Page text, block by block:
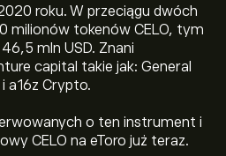
roku. W przeciągu dwóch
milionów tokenów CELO, tym
mln USD. Znani
capital takie jak: General
a16z Crypto.
o ten instrument i
CELO na eToro już teraz.
wynosi 38.24M‎$‎
Celo to 6.7429‎$‎
obrotu wynoszący